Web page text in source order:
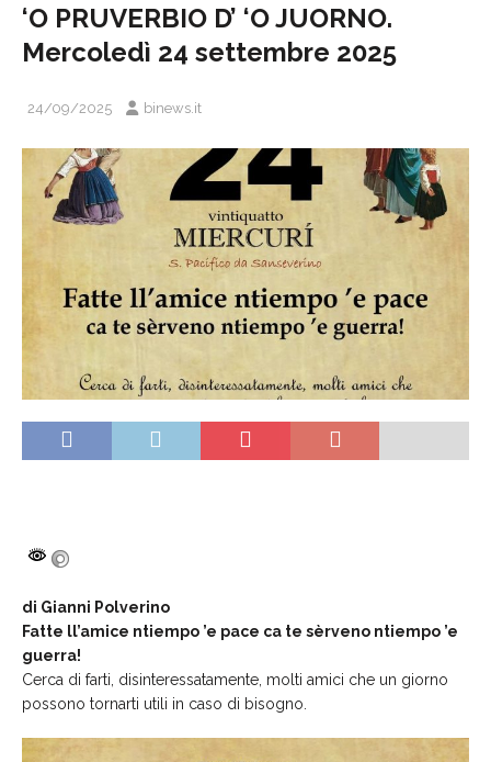
‘O PRUVERBIO D’ ‘O JUORNO.
Mercoledì 24 settembre 2025
24/09/2025 binews.it
di Gianni Polverino
Fatte ll’amice ntiempo ’e pace ca te sèrveno ntiempo ’e
guerra!
Cerca di farti, disinteressatamente, molti amici che un giorno
possono tornarti utili in caso di bisogno.